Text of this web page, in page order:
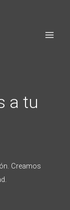
a tu
Creamos